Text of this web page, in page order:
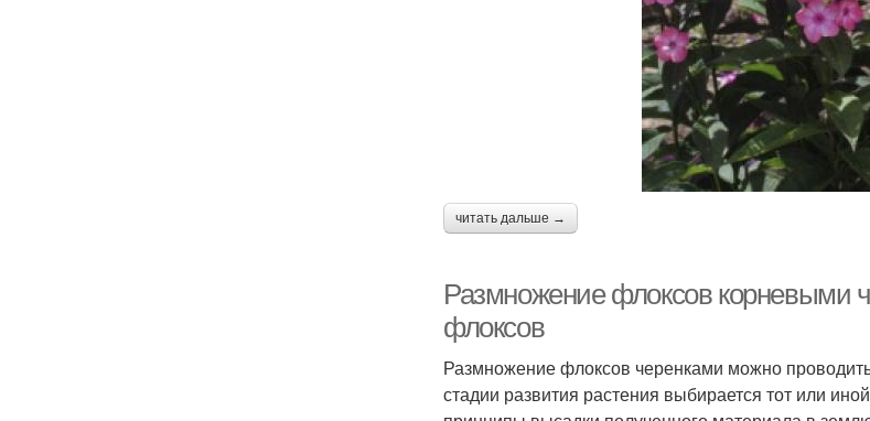
читать дальше →
Размножение флоксов корневыми
флоксов
Размножение флоксов черенками можно
стадии развития растения выбирается тот или